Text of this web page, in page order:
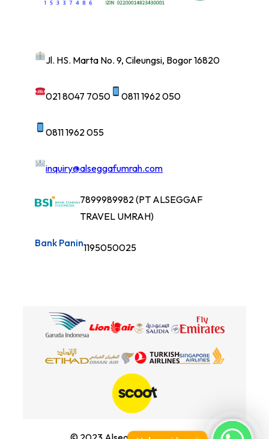
Jl. HS. Marta No. 9, Cileungsi, Bogor 16820
021 8047 7050 0811 1962 050
0811 1962 055
inquiry@alseggafumrah.com
7899989982 (PT ALSEGGAF
TRAVEL UMRAH)
Bank Panin1195050025